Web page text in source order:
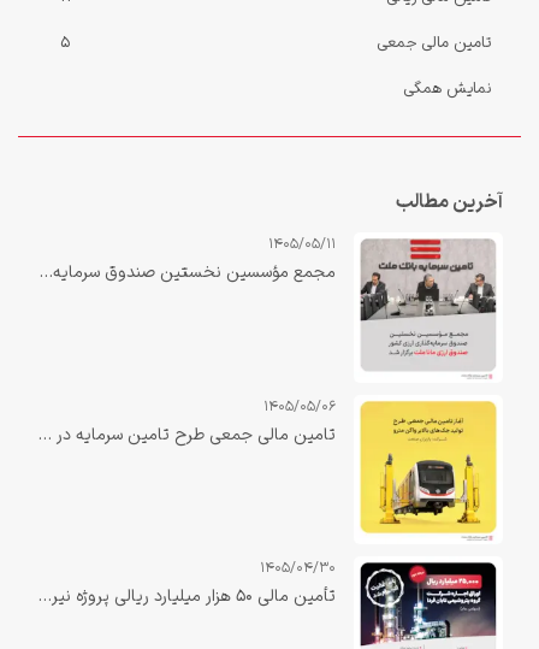
تامین مالی جمعی
5
نمایش همگی
آخرین مطالب
1405/05/11
مجمع مؤسسین نخستین صندوق سرمایه‌گذاری ارزی کشور «صندوق ارزی مانا ملت» برگزار شد.
1405/05/06
تامین مالی جمعی طرح تامین سرمایه در گردش جهت تولید جک‌های بالابر واگن مترو
1405/04/30
تأمین مالی ۵۰ هزار میلیارد ریالی پروژه نیروگاه صبا دهلران با نقش‌آفرینی تأمین سرمایه بانک ملت تکمیل شد